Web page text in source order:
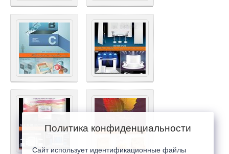
Политика конфиденциальности
Сайт использует идентификационные файлы